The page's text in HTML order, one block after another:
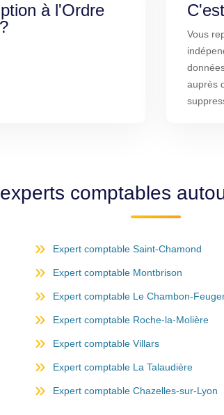
à l'Ordre
Vous
auprès
comptables
Expert comptable Saint-Chamond
Expert comptable Montbrison
Expert comptable Le Chambon-
Expert comptable Roche-la-Molière
Expert comptable Villars
Expert comptable La Talaudière
Expert comptable Chazelles-sur-Lyon